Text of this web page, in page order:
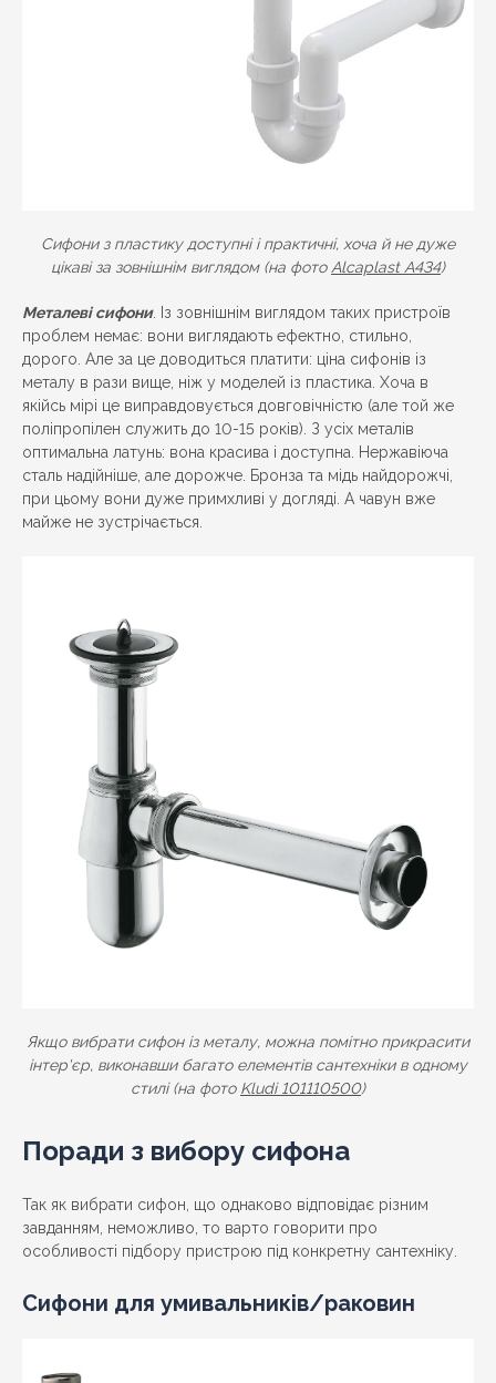
Сифони з пластику доступні і практичні, хоча й не дуже
цікаві за зовнішнім виглядом (на фото Alcaplast A434)
Металеві сифони. Із зовнішнім виглядом таких пристроїв
проблем немає: вони виглядають ефектно, стильно,
дорого. Але за це доводиться платити: ціна сифонів із
металу в рази вище, ніж у моделей із пластика. Хоча в
якійсь мірі це виправдовується довговічністю (але той же
поліпропілен служить до 10-15 років). З усіх металів
оптимальна латунь: вона красива і доступна. Нержавіюча
сталь надійніше, але дорожче. Бронза та мідь найдорожчі,
при цьому вони дуже примхливі у догляді. А чавун вже
майже не зустрічається.
Якщо вибрати сифон із металу, можна помітно прикрасити
інтер'єр, виконавши багато елементів сантехніки в одному
стилі (на фото Kludi 101110500)
Поради з вибору сифона
Так як вибрати сифон, що однаково відповідає різним
завданням, неможливо, то варто говорити про
особливості підбору пристрою під конкретну сантехніку.
Сифони для умивальників/раковин